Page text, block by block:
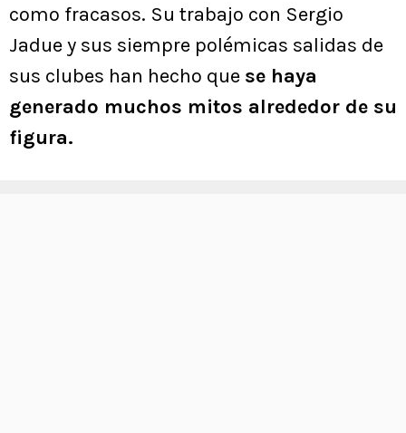
como fracasos. Su trabajo con Sergio
Jadue y sus siempre polémicas salidas de
sus clubes han hecho que se haya
generado muchos mitos alrededor de su
figura.